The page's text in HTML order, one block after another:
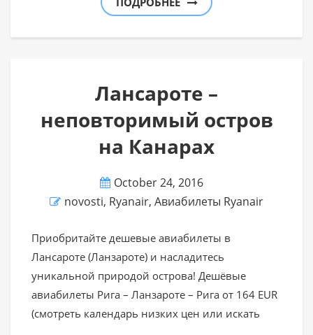
Лансароте –
неповторимый остров
на Канарах
October 24, 2016
novosti, Ryanair, Авиабилеты Ryanair
Приобритайте дешевые авиабилеты в
Лансароте (Ланзароте) и насладитесь
уникальной природой острова! Дешёвые
авиабилеты Рига – Ланзароте – Рига от 164 EUR
(смотреть календарь низких цен или искать